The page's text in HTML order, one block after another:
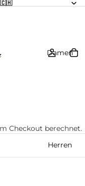
🇨🇭
Damen
Herren
Checkout berechnet.